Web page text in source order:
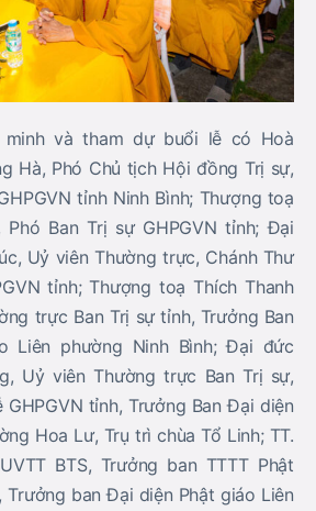
minh và tham dự buổi lễ có Hoà
Hà, Phó Chủ tịch Hội đồng Trị sự,
tỉnh Ninh Bình; Thượng toạ
Phó Ban Trị sự GHPGVN tỉnh; Đại
Uỷ viên Thường trực, Chánh Thư
tỉnh; Thượng toạ Thích Thanh
trực Ban Trị sự tỉnh, Trưởng Ban
Liên phường Ninh Bình; Đại đức
Uỷ viên Thường trực Ban Trị sự,
GHPGVN tỉnh, Trưởng Ban Đại diện
Hoa Lư, Trụ trì chùa Tổ Linh; TT.
BTS, Trưởng ban TTTT Phật
Trưởng ban Đại diện Phật giáo Liên